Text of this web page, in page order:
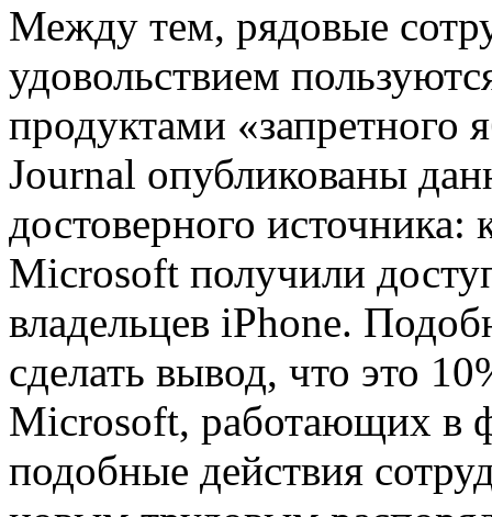
Между тем, рядовые
удовольствием
продуктами «запретного
Journal опубликованы
достоверного источника:
Microsoft получили
владельцев iPhone.
сделать вывод, что это
Microsoft, работающих в
подобные действия